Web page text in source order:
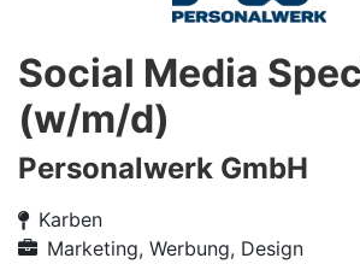
Social Media
(w/m/d)
Personalwerk GmbH
Karben
Marketing, Werbung, Design